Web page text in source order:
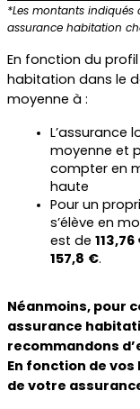
*Les montants
assurance habitation
En fonction du profil
habitation dans le
moyenne à :
L’assurance
moyenne et
compter en
haute
Pour un
s’élève en
est de 113,76
157,8 €.
Néanmoins, pour
assurance
recommandons
En fonction de
de votre